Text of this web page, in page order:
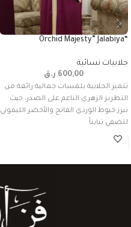
“Orchid Majesty” Jalabiya
جلابيات نسائية
600,00 ر.ق
تتميز الجلابية بلمسات جمالية رائعة من
التطريز الزهري الناعم على الصدر، حيث
تبرز خيوط الوردي الفاتح والأخضر الليموني
لتضفي تبايناً